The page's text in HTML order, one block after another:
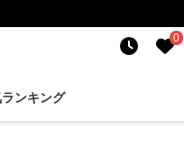
0
ランキング